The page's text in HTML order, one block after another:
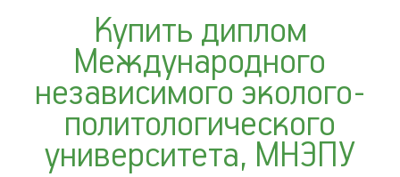
Купить диплом
Международного
независимого эколого-
политологического
университета, МНЭПУ